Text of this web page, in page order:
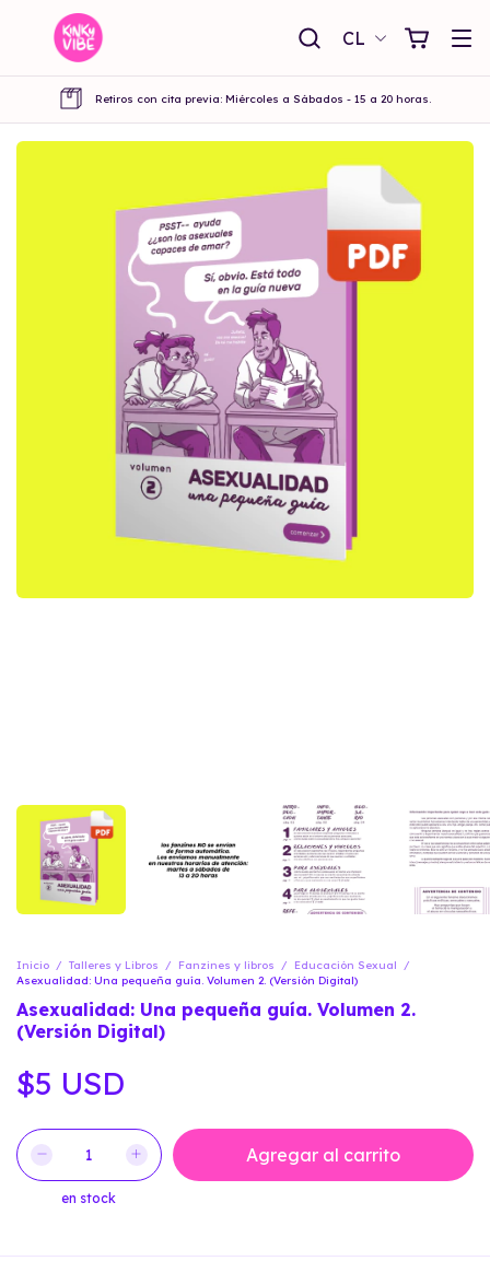
CL
Retiros con cita previa: Miércoles a Sábados - 15 a 20 horas.
Inicio / Talleres y Libros / Fanzines y libros / Educación Sexual
/
Asexualidad: Una pequeña guía. Volumen 2. (Versión Digital)
Asexualidad: Una pequeña guía. Volumen 2.
(Versión Digital)
$5 USD
en stock